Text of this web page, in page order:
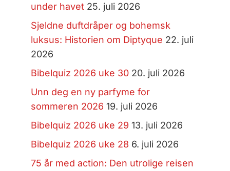
under havet 25. juli 2026
Sjeldne duftdråper og bohemsk
luksus: Historien om Diptyque 22. juli
2026
Bibelquiz 2026 uke 30 20. juli 2026
Unn deg en ny parfyme for
sommeren 2026 19. juli 2026
Bibelquiz 2026 uke 29 13. juli 2026
Bibelquiz 2026 uke 28 6. juli 2026
75 år med action: Den utrolige reisen